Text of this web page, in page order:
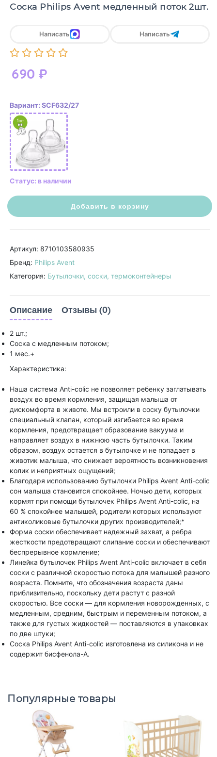
Соска Philips Avent медленный поток 2шт.
690 ₽
Написать Написать
Вариант: SCF632/27
Статус: в наличии
Добавить в корзину
Артикул: 8710103580935
Бренд: Philips Avent
Категория: Бутылочки, соски, термоконтейнеры
Описание Отзывы (0)
2 шт.;
Соска с медленным потоком;
1 мес.+
Характеристика:
Наша система Anti-colic не позволяет ребенку заглатывать
воздух во время кормления, защищая малыша от
дискомфорта в животе. Мы встроили в соску бутылочки
специальный клапан, который изгибается во время
кормления, предотвращает образование вакуума и
направляет воздух в нижнюю часть бутылочки. Таким
образом, воздух остается в бутылочке и не попадает в
животик малыша, что снижает вероятность возникновения
колик и неприятных ощущений;
Благодаря использованию бутылочки Philips Avent Anti-colic
сон малыша становится спокойнее. Ночью дети, которых
кормят при помощи бутылочек Philips Avent Anti-colic, на
60 % спокойнее малышей, родители которых используют
антиколиковые бутылочки других производителей;*
Форма соски обеспечивает надежный захват, а ребра
жесткости предотвращают слипание соски и обеспечивают
беспрерывное кормление;
Линейка бутылочек Philips Avent Anti-colic включает в себя
соски с различной скоростью потока для малышей разного
возраста. Помните, что обозначения возраста даны
приблизительно, поскольку дети растут с разной
скоростью. Все соски — для кормления новорожденных, с
медленным, средним, быстрым и переменным потоком, а
также для густых жидкостей — поставляются в упаковках
по две штуки;
Соска Philips Avent Anti-colic изготовлена из силикона и не
содержит бисфенола-А.
Популярные товары